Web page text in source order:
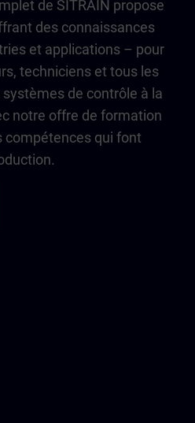
de SITRAIN propose
des connaissances
et applications – pour
techniciens et tous les
de contrôle à la
notre offre de formation
compétences qui font